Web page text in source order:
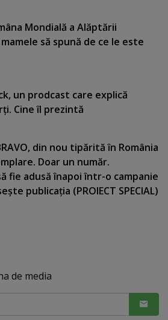
Mondială a Alăptării
să spună de ce le este
un prodcast care explică
Cine îl prezintă
din nou tipărită în România
Doar un număr.
fie adusă înapoi într-o campanie
publicaţia (PROIECT SPECIAL)
de media